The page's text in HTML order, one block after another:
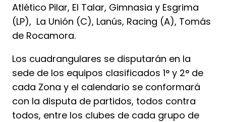
Atlético Pilar, El Talar, Gimnasia y Esgrima
(LP), La Unión (C), Lanús, Racing (A), Tomás
de Rocamora.
Los cuadrangulares se disputarán en la
sede de los equipos clasificados 1° y 2° de
cada Zona y el calendario se conformará
con la disputa de partidos, todos contra
todos, entre los clubes de cada grupo de